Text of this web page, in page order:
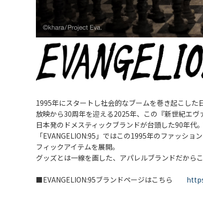
1995年にスタートし社会的なブームを巻き起こした
放映から30周年を迎える2025年、この『新世紀エヴ
日本発のドメスティックブランドが台頭した90年代
「EVANGELION:95」ではこの1995年のファッシ
フィックアイテムを展開。
グッズとは一線を画した、アパレルブランドだから
■EVANGELION:95ブランドページはこちら